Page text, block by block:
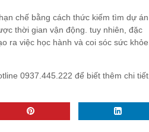
chế bằng cách thức kiếm tìm dự án
thời gian vận động. tuy nhiên, đặc
ra việc học hành và coi sóc sức khỏe
0937.445.222 để biết thêm chi tiết.